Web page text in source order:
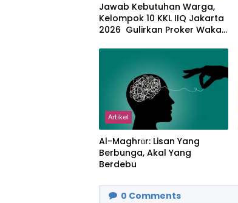
Jawab Kebutuhan Warga,
Kelompok 10 KKL IIQ Jakarta
2026 Gulirkan Proker Wakaf
Artikel
Al-Maghrūr: Lisan Yang
Berbunga, Akal Yang
Berdebu
0 Comments